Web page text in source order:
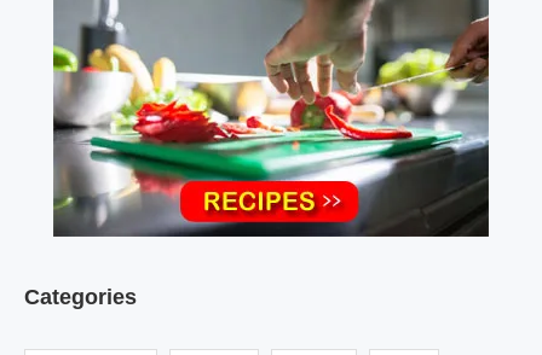
Categories